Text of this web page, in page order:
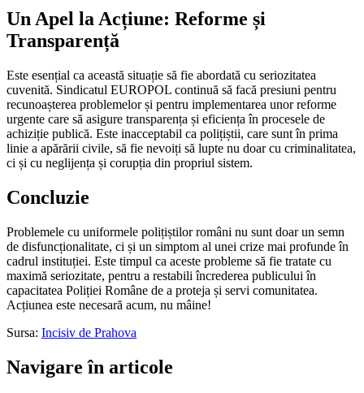
Un Apel la Acțiune: Reforme și
Transparență
Este esențial ca această situație să fie abordată cu seriozitatea
cuvenită. Sindicatul EUROPOL continuă să facă presiuni pentru
recunoașterea problemelor și pentru implementarea unor reforme
urgente care să asigure transparența și eficiența în procesele de
achiziție publică. Este inacceptabil ca polițiștii, care sunt în prima
linie a apărării civile, să fie nevoiți să lupte nu doar cu criminalitatea,
ci și cu neglijența și corupția din propriul sistem.
Concluzie
Problemele cu uniformele polițiștilor români nu sunt doar un semn
de disfuncționalitate, ci și un simptom al unei crize mai profunde în
cadrul instituției. Este timpul ca aceste probleme să fie tratate cu
maximă seriozitate, pentru a restabili încrederea publicului în
capacitatea Poliției Române de a proteja și servi comunitatea.
Acțiunea este necesară acum, nu mâine!
Sursa: Incisiv de Prahova
Navigare în articole